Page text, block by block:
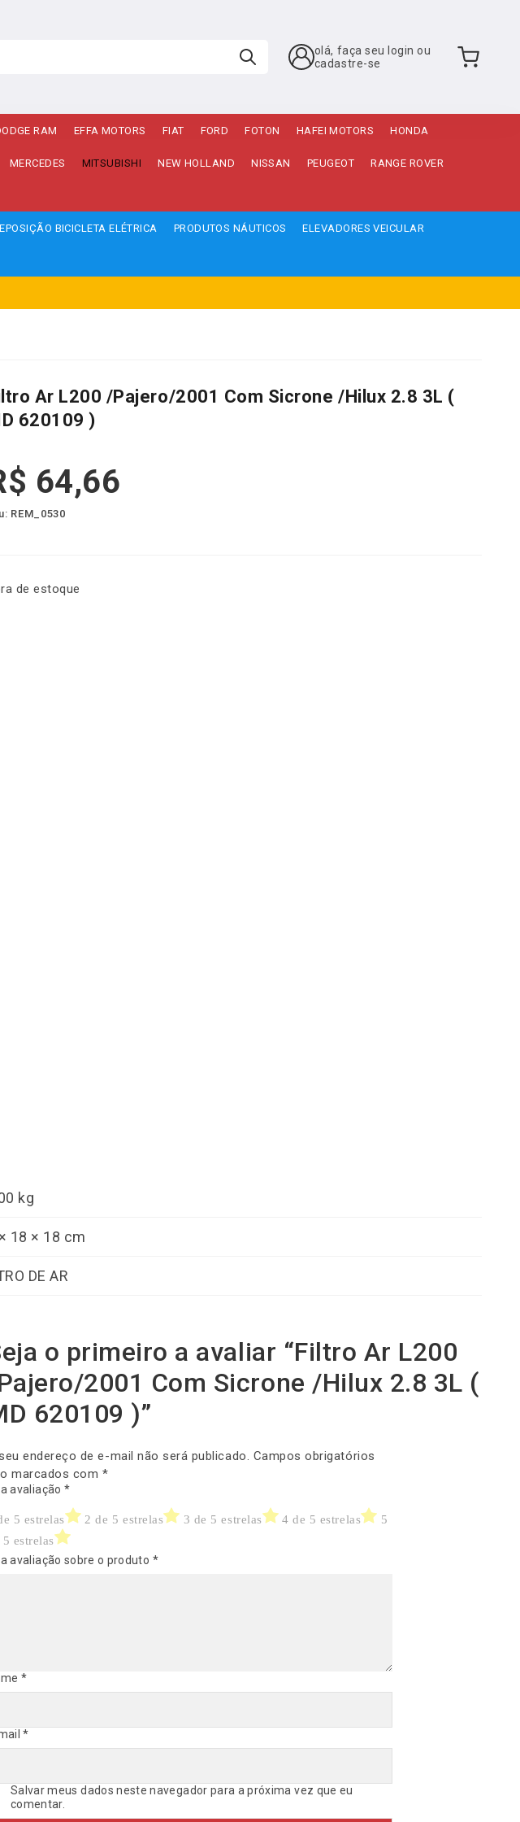
olá, faça seu login ou
cadastre-se
RAM EFFA MOTORS FIAT FORD FOTON HAFEI MOTORS HONDA
MERCEDES MITSUBISHI NEW HOLLAND NISSAN PEUGEOT RANGE ROVER
BICICLETA ELÉTRICA PRODUTOS NÁUTICOS ELEVADORES VEICULAR
Ar L200 /Pajero/2001 Com Sicrone /Hilux 2.8 3L (
620109 )
64,66
REM_0530
de estoque
kg
18 × 18 cm
DE AR
o primeiro a avaliar “Filtro Ar L200
2001 Com Sicrone /Hilux 2.8 3L (
620109 )”
endereço de e-mail não será publicado. Campos obrigatórios
marcados com *
avaliação *
5 estrelas 2 de 5 estrelas 3 de 5 estrelas 4 de 5 estrelas
5
5 estrelas
avaliação sobre o produto *
*
*
Salvar meus dados neste navegador para a próxima vez que eu
comentar.